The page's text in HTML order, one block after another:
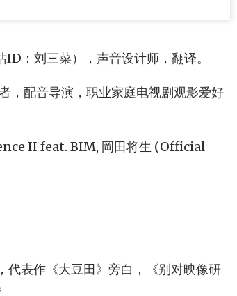
：刘三菜），声音设计师，翻译。
，配音导演，职业家庭电视剧观影爱好
II feat. BIM, 岡田将生 (Official
代表作《大豆田》旁白，《别对映像研